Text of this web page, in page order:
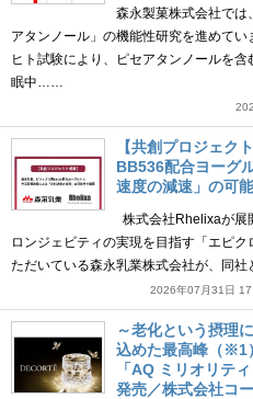
森永製菓株式会社では
アタンノール」の機能性研究を進めて
ヒト試験により、ピセアタンノールを
眠中……
【共創プロジェク
BB536配合ヨーグ
速度の減速」の可
株式会社Rhelixaが展
ロンジェビティの実現を目指す「エピ
ただいている森永乳業株式会社が、同
2026年07月31日 17
～老化という摂理
込めた最高峰（※1
「AQ ミリオリテ
発売／株式会社コ